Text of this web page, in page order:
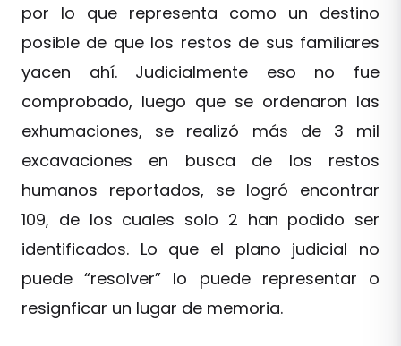
por lo que representa como un destino
posible de que los restos de sus familiares
yacen ahí. Judicialmente eso no fue
comprobado, luego que se ordenaron las
exhumaciones, se realizó más de 3 mil
excavaciones en busca de los restos
humanos reportados, se logró encontrar
109, de los cuales solo 2 han podido ser
identificados. Lo que el plano judicial no
puede “resolver” lo puede representar o
resignficar un lugar de memoria.